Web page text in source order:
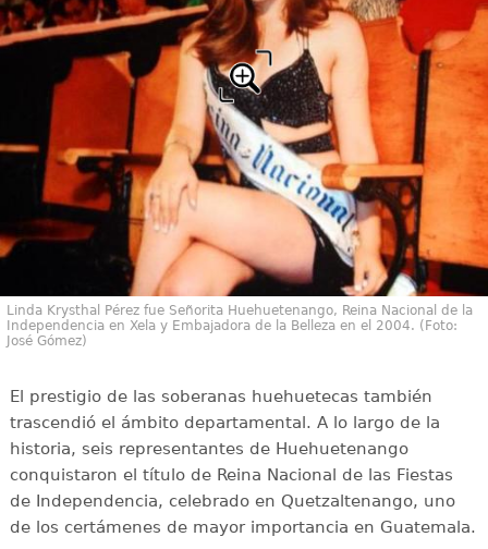
Linda Krysthal Pérez fue Señorita Huehuetenango, Reina Nacional de la
Independencia en Xela y Embajadora de la Belleza en el 2004. (Foto:
José Gómez)
El prestigio de las soberanas huehuetecas también
trascendió el ámbito departamental. A lo largo de la
historia, seis representantes de Huehuetenango
conquistaron el título de Reina Nacional de las Fiestas
de Independencia, celebrado en Quetzaltenango, uno
de los certámenes de mayor importancia en Guatemala.